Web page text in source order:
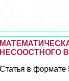
НЕСООСТНОГО
Статья в формате